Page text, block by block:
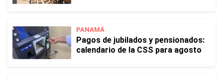
PANAMÁ
Pagos de jubilados y pensionados:
calendario de la CSS para agosto